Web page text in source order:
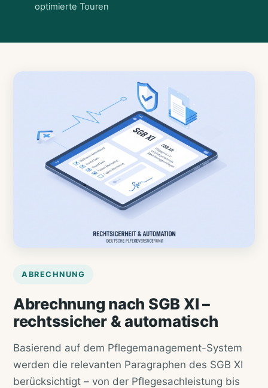
optimierte Touren
ABRECHNUNG
Abrechnung nach SGB XI –
rechtssicher & automatisch
Basierend auf dem Pflegemanagement-System
werden die relevanten Paragraphen des SGB XI
berücksichtigt – von der Pflegesachleistung bis